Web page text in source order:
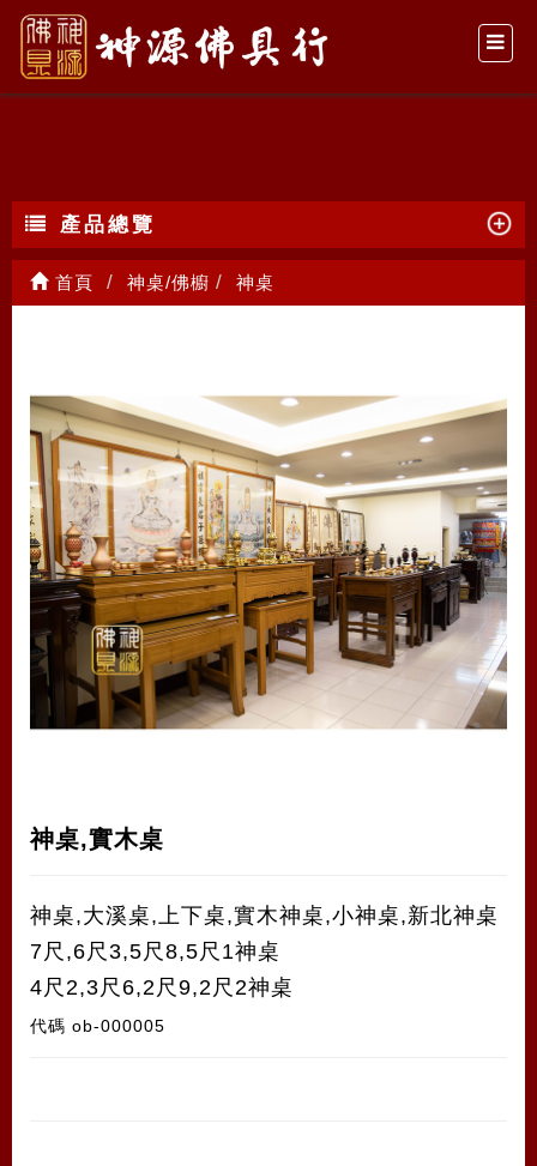
神桌
產品總覽
首頁 神桌/佛櫥 神桌
神桌,實木桌
神桌,大溪桌,上下桌,實木神桌,小神桌,新北神桌
7尺,6尺3,5尺8,5尺1神桌
4尺2,3尺6,2尺9,2尺2神桌
代碼 ob-000005